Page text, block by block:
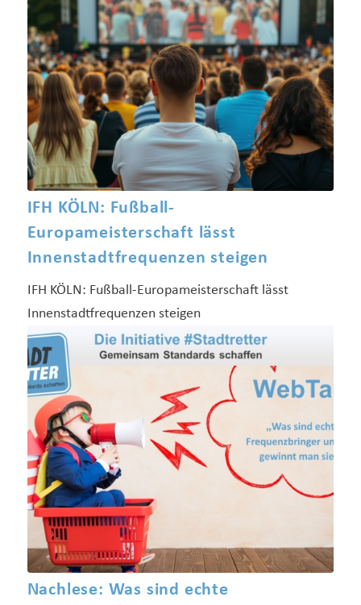
IFH KÖLN: Fußball-
Europameisterschaft lässt
Innenstadtfrequenzen steigen
IFH KÖLN: Fußball-Europameisterschaft lässt
Innenstadtfrequenzen steigen
Nachlese: Was sind echte